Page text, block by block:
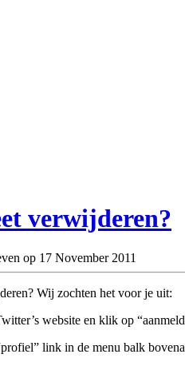
verwijderen?
op 17 November 2011
Wij zochten het voor je uit:
website en klik op
link in de menu balk